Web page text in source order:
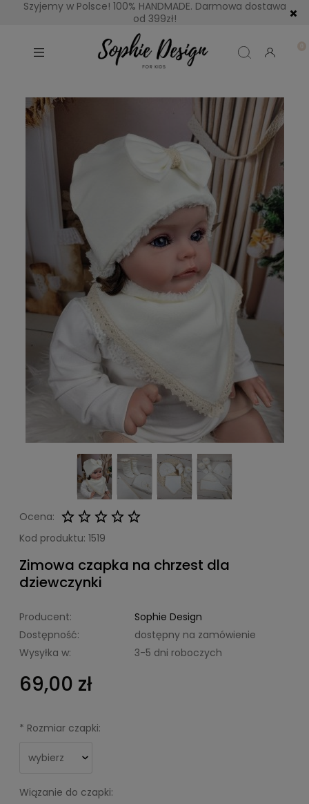
Szyjemy w Polsce! 100% HANDMADE. Darmowa dostawa
od 399zł!
Ocena:
Kod produktu: 1519
Zimowa czapka na chrzest dla
dziewczynki
Producent:
Sophie Design
Dostępność:
dostępny na zamówienie
Wysyłka w:
3-5 dni roboczych
69,00 zł
* Rozmiar czapki:
Wiązanie do czapki: